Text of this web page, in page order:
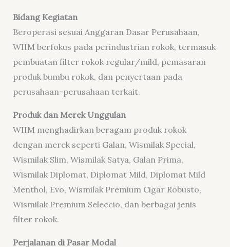
Bidang Kegiatan
Beroperasi sesuai Anggaran Dasar Perusahaan,
WIIM berfokus pada perindustrian rokok, termasuk
pembuatan filter rokok regular/mild, pemasaran
produk bumbu rokok, dan penyertaan pada
perusahaan-perusahaan terkait.
Produk dan Merek Unggulan
WIIM menghadirkan beragam produk rokok
dengan merek seperti Galan, Wismilak Special,
Wismilak Slim, Wismilak Satya, Galan Prima,
Wismilak Diplomat, Diplomat Mild, Diplomat Mild
Menthol, Evo, Wismilak Premium Cigar Robusto,
Wismilak Premium Seleccio, dan berbagai jenis
filter rokok.
Perjalanan di Pasar Modal